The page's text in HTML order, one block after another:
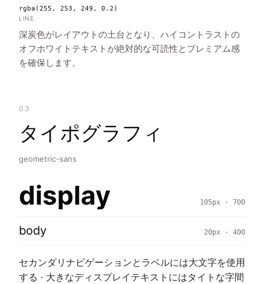
rgba(255, 253, 249, 0.2)
LINE
深炭色がレイアウトの土台となり、ハイコントラストの
オフホワイトテキストが絶対的な可読性とプレミアム感
を確保します。
03
タイポグラフィ
geometric-sans
display 105px · 700
body 20px · 400
セカンダリナビゲーションとラベルには大文字を使用
する · 大きなディスプレイテキストにはタイトな字間